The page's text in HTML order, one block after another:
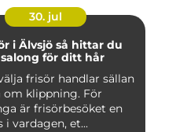
30. jul
så hittar du
för ditt hår
frisör handlar sällan
om klippning. För
är frisörbesöket en
i vardagen, et...